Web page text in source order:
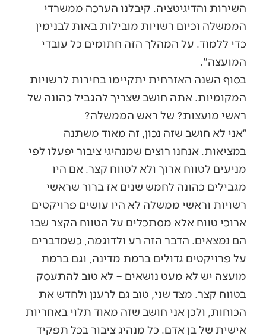
השירות והדיגיטציה. קיבלנו הערכה ממשרדי
הממשלה וכיום רשויות מובילות באות לבנימין
כדי ללמוד. על המהלך הזה חתומים כל עובדי
המועצה".
בסוף השנה האזרחית יתקיימו בחירות לרשויות
המקומיות. אתה חושב שצריך להגביל כהונה של
ראשי מועצות? של ראש הממשלה?
״אני לא חושב שזה נכון, זה מאוד משתנה
במציאות. אנחנו רוצים שמנהיגי ציבור יפעלו לפי
מניעים לטווח ארוך ולא לטווח קצר. אם היו
מגבילים כהונה לחמש שנים אז ברור שראשי
רשויות וראשי ממשלה לא היו עושים פרויקטים
ארוכי טווח אלא מסתכלים על הטווח הקצר שבו
הם נמצאים. הדבר הזה רע ולדוגמה, כשמדברים
על פרויקטים גדולים ברמת מדינה, וגם ברמת
מועצה יש לא מעט נושאים – לא טוב להתעסק
בטווח קצר. מצד שני, טוב גם לרענן ולחדש את
הכוחות, ולכן אני חושב שזה מאוד תלוי באחריות
אישית של בן אדם. כל מנהיג ציבור בכל תפקיד